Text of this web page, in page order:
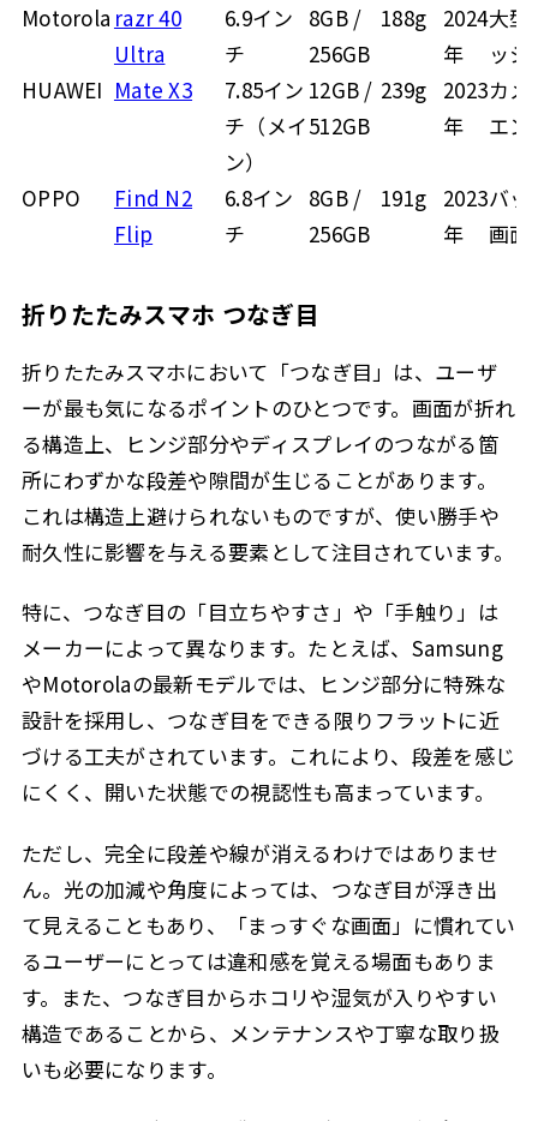
Motorola razr 40
Ultra
6.9イン
チ
8GB /
256GB
188g 2024
年
大型
ッ
HUAWEI Mate X3
7.85イン
チ（メイ
ン）
12GB /
512GB
239g 2023
年
カ
エン
OPPO
Find N2
Flip
6.8イン
チ
8GB /
256GB
191g 2023
年
バッ
画面
折りたたみスマホ つなぎ目
折りたたみスマホにおいて「つなぎ目」は、ユーザ
ーが最も気になるポイントのひとつです。画面が折れ
る構造上、ヒンジ部分やディスプレイのつながる箇
所にわずかな段差や隙間が生じることがあります。
これは構造上避けられないものですが、使い勝手や
耐久性に影響を与える要素として注目されています。
特に、つなぎ目の「目立ちやすさ」や「手触り」は
メーカーによって異なります。たとえば、Samsung
やMotorolaの最新モデルでは、ヒンジ部分に特殊な
設計を採用し、つなぎ目をできる限りフラットに近
づける工夫がされています。これにより、段差を感じ
にくく、開いた状態での視認性も高まっています。
ただし、完全に段差や線が消えるわけではありませ
ん。光の加減や角度によっては、つなぎ目が浮き出
て見えることもあり、「まっすぐな画面」に慣れてい
るユーザーにとっては違和感を覚える場面もありま
す。また、つなぎ目からホコリや湿気が入りやすい
構造であることから、メンテナンスや丁寧な取り扱
いも必要になります。